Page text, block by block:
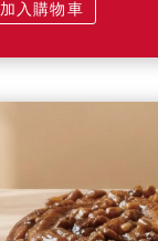
加入購物車